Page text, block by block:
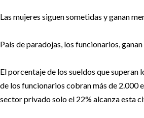
Las mujeres siguen sometidas y ganan
País de paradojas, los funcionarios,
El porcentaje de los sueldos que superan
de los funcionarios cobran más de 2.000
sector privado solo el 22% alcanza esta